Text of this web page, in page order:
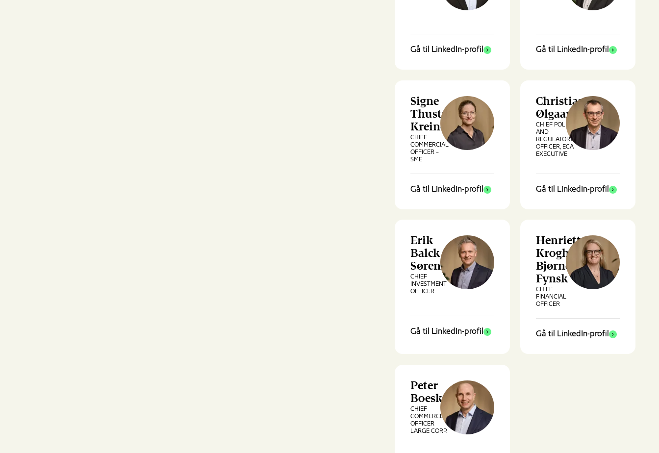
Gå til LinkedIn-profil Gå til LinkedIn-profil
Signe
Thustrup
Kreiner
CHIEF
COMMERCIAL
OFFICER –
SME
Gå til LinkedIn-profil
Christian
Ølgaard
CHIEF POLICY
AND
REGULATORY
OFFICER, ECA
EXECUTIVE
Gå til LinkedIn-profil
Erik
Balck
Sørensen
CHIEF
INVESTMENT
OFFICER
Gå til LinkedIn-profil
Henriette
Krogh
Bjørneboe
Fynsk
CHIEF
FINANCIAL
OFFICER
Gå til LinkedIn-profil
Peter
Boeskov
CHIEF
COMMERCIAL
OFFICER
LARGE CORP.